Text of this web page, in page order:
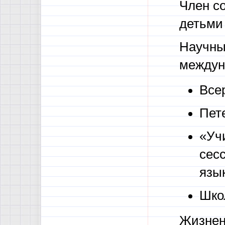
Член
детьми